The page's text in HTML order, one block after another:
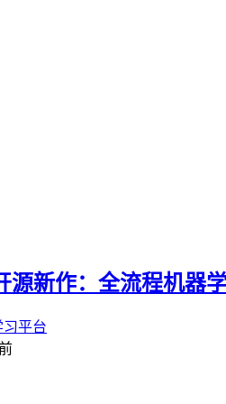
源新作：全流程机器
平台